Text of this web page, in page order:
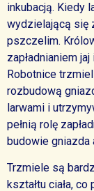
inkubacją. Kiedy
wydzielającą się
pszczelim.
zapładnianiem
Robotnice
rozbudową
larwami i
pełnią rolę
budowie gniazda
Trzmiele są
kształtu ciała,